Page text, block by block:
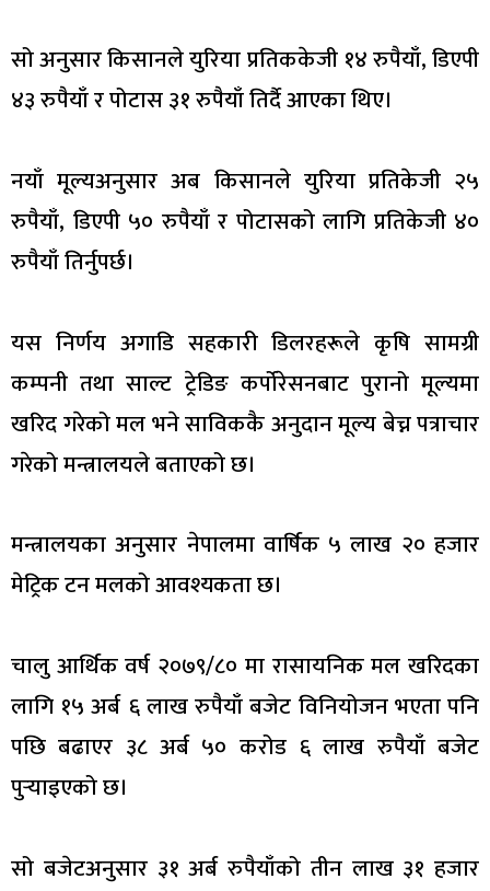
सो अनुसार किसानले युरिया प्रतिककेजी १४ रुपैयाँ, डिएपी
४३ रुपैयाँ र पोटास ३१ रुपैयाँ तिर्दै आएका थिए।
नयाँ मूल्यअनुसार अब किसानले युरिया प्रतिकेजी २५
रुपैयाँ, डिएपी ५० रुपैयाँ र पोटासको लागि प्रतिकेजी ४०
रुपैयाँ तिर्नुपर्छ।
यस निर्णय अगाडि सहकारी डिलरहरूले कृषि सामग्री
कम्पनी तथा साल्ट ट्रेडिङ कर्पोरेसनबाट पुरानो मूल्यमा
खरिद गरेको मल भने साविककै अनुदान मूल्य बेच्न पत्राचार
गरेको मन्त्रालयले बताएको छ।
मन्त्रालयका अनुसार नेपालमा वार्षिक ५ लाख २० हजार
मेट्रिक टन मलको आवश्यकता छ।
चालु आर्थिक वर्ष २०७९/८० मा रासायनिक मल खरिदका
लागि १५ अर्ब ६ लाख रुपैयाँ बजेट विनियोजन भएता पनि
पछि बढाएर ३८ अर्ब ५० करोड ६ लाख रुपैयाँ बजेट
पुर्‍याइएको छ।
सो बजेटअनुसार ३१ अर्ब रुपैयाँको तीन लाख ३१ हजार